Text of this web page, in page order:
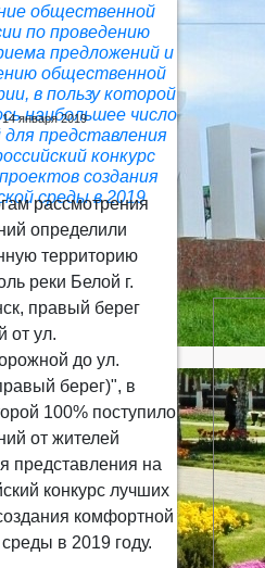
общественной
по проведению
предложений и
общественной
в пользу которой
наибольшее число
представления
конкурс
создания
среды в 2019
января 2019
рассмотрения
определили
территорию
реки Белой г.
правый берег
от ул.
до ул.
берег)", в
100% поступило
от жителей
представления на
конкурс лучших
комфортной
в 2019 году.